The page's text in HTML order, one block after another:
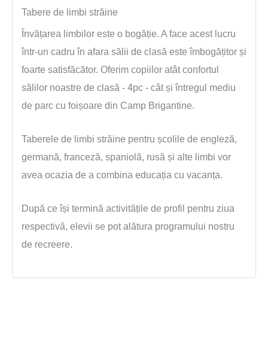
Tabere de limbi străine
Învățarea limbilor este o bogăție. A face acest lucru
într-un cadru în afara sălii de clasă este îmbogățitor și
foarte satisfăcător. Oferim copiilor atât confortul
sălilor noastre de clasă - 4pc - cât și întregul mediu
de parc cu foișoare din Camp Brigantine.
Taberele de limbi străine pentru școlile de engleză,
germană, franceză, spaniolă, rusă și alte limbi vor
avea ocazia de a combina educația cu vacanța.
După ce își termină activitățile de profil pentru ziua
respectivă, elevii se pot alătura programului nostru
de recreere.